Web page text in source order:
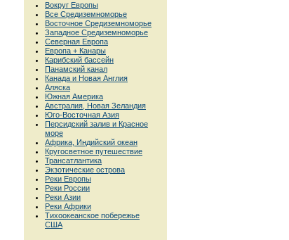
Вокруг Европы
Все Средиземноморье
Восточное Средиземноморье
Западное Средиземноморье
Северная Европа
Европа + Канары
Карибский бассейн
Панамский канал
Канада и Новая Англия
Аляска
Южная Америка
Австралия, Новая Зеландия
Юго-Восточная Азия
Персидский залив и Красное
море
Африка, Индийский океан
Кругосветное путешествие
Трансатлантика
Экзотические острова
Реки Европы
Реки России
Реки Азии
Реки Африки
Тихоокеанское побережье
США